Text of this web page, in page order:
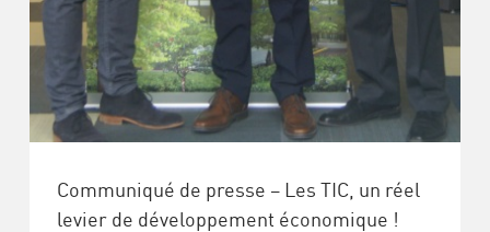
Communiqué de presse – Les TIC, un réel
levier de développement économique !